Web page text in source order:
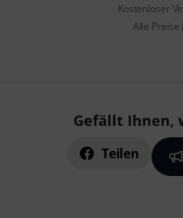
Kostenloser
Alle Preise
Gefällt Ihnen,
Teilen